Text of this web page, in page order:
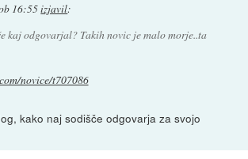
16:55izjavil:
kaj odgovarjal? Takih novic je malo morje..ta
novice/t707086
kako naj sodišče odgovarja za svojo